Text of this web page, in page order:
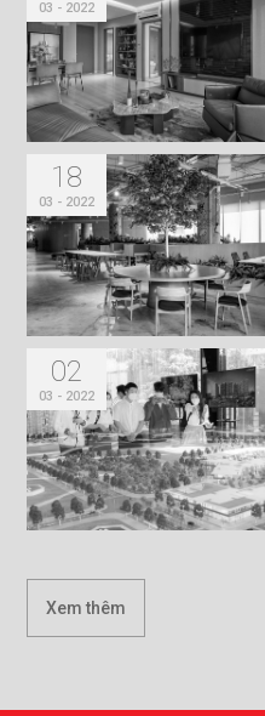
triệu đồng cho đến khi
tiếp 15%. Còn lại, ngân hàng
hai năm không lãi, ân hạn nợ
Tin Liên Quan
29
03 - 2022
21